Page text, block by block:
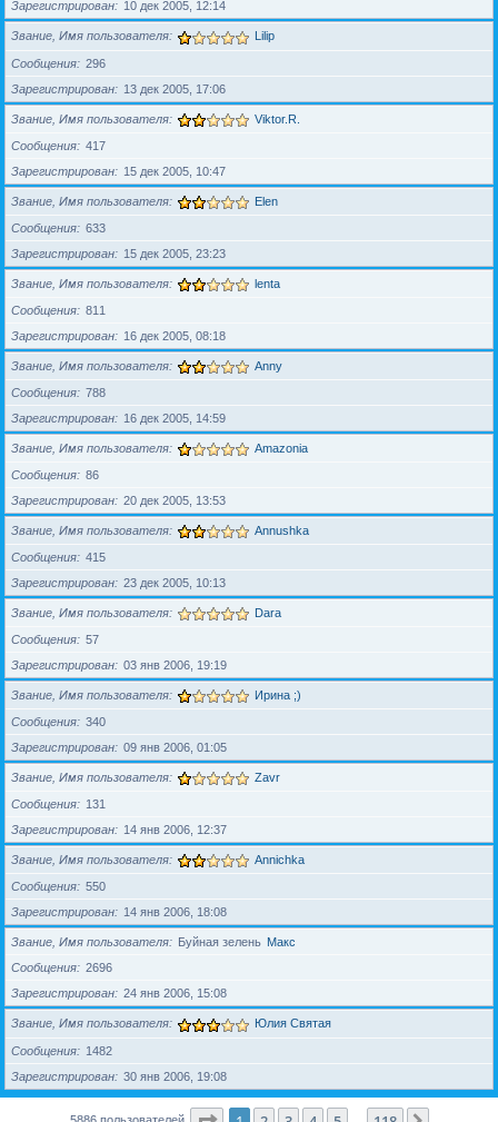
Зарегистрирован
10 дек 2005, 12:14
Звание, Имя пользователя Lilip
Сообщения
296
Зарегистрирован
13 дек 2005, 17:06
Звание, Имя пользователя Viktor.R.
Сообщения
417
Зарегистрирован
15 дек 2005, 10:47
Звание, Имя пользователя Elen
Сообщения
633
Зарегистрирован
15 дек 2005, 23:23
Звание, Имя пользователя lenta
Сообщения
811
Зарегистрирован
16 дек 2005, 08:18
Звание, Имя пользователя Anny
Сообщения
788
Зарегистрирован
16 дек 2005, 14:59
Звание, Имя пользователя Amazonia
Сообщения
86
Зарегистрирован
20 дек 2005, 13:53
Звание, Имя пользователя Annushka
Сообщения
415
Зарегистрирован
23 дек 2005, 10:13
Звание, Имя пользователя Dara
Сообщения
57
Зарегистрирован
03 янв 2006, 19:19
Звание, Имя пользователя Ирина ;)
Сообщения
340
Зарегистрирован
09 янв 2006, 01:05
Звание, Имя пользователя Zavr
Сообщения
131
Зарегистрирован
14 янв 2006, 12:37
Звание, Имя пользователя Annichka
Сообщения
550
Зарегистрирован
14 янв 2006, 18:08
Звание, Имя пользователя Буйная зелень Макс
Сообщения
2696
Зарегистрирован
24 янв 2006, 15:08
Звание, Имя пользователя Юлия Святая
Сообщения
1482
Зарегистрирован
30 янв 2006, 19:08
5886 пользователей